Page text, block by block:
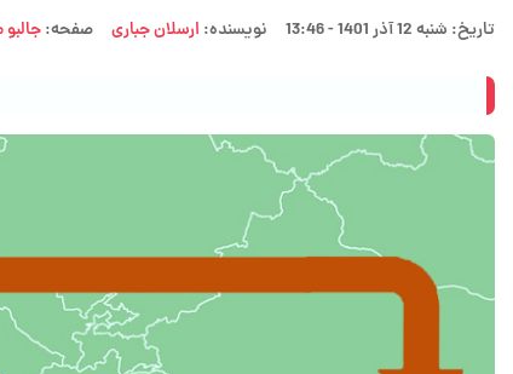
تاریخ: شنبه 12 آذر 1401 - 13:46 نویسنده: ارسلان جباری صفحه: